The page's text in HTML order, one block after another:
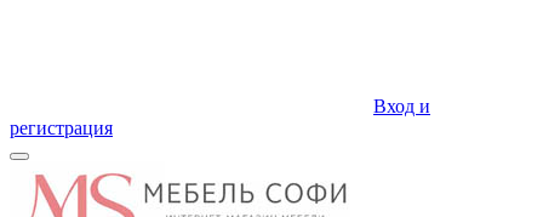
Вход и
регистрация